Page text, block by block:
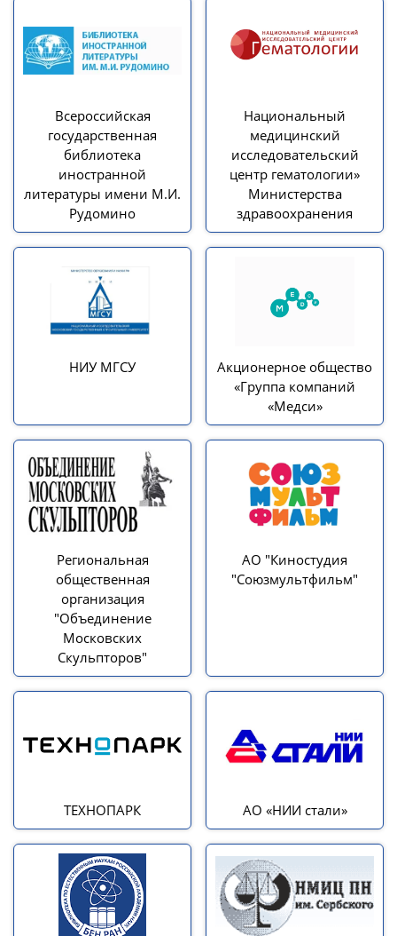
Всероссийская
государственная
библиотека
иностранной
литературы имени М.И.
Рудомино
Национальный
медицинский
исследовательский
центр гематологии»
Министерства
здравоохранения
НИУ МГСУ
Акционерное общество
«Группа компаний
«Медси»
Региональная
общественная
организация
"Объединение
Московских
Скульпторов"
АО "Киностудия
"Союзмультфильм"
ТЕХНОПАРК АО «НИИ стали»